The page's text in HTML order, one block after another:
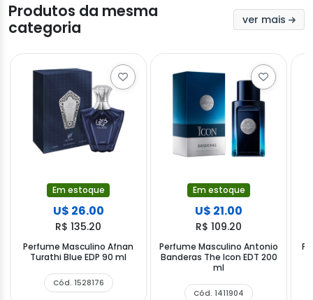
Produtos da mesma
categoria
ver mais
Em estoque
U$ 26.00
R$ 135.20
Perfume Masculino Afnan
Turathi Blue EDP 90 ml
Cód. 1528176
Em estoque
U$ 21.00
R$ 109.20
Perfume Masculino Antonio
Banderas The Icon EDT 200
ml
Cód. 1411904